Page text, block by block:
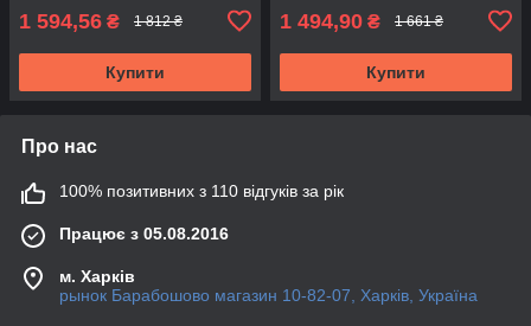
1 594,56 ₴ 1 812 ₴
Купити
1 494,90 ₴ 1 661 ₴
Купити
Про нас
100% позитивних з 110 відгуків за рік
Працює з 05.08.2016
м. Харків
рынок Барабошово магазин 10-82-07, Харків, Україна